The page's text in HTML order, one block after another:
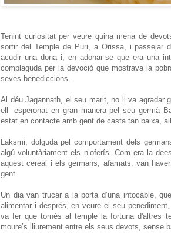
Tenint curiositat per veure quina mena de
sortir del Temple de Puri, a Orissa, i passejar
acudir una dona i, en adonar-se que era una
complaguda per la devoció que mostrava la
seves benediccions.
Al déu Jagannath, el seu marit, no li va agradar
ell -esperonat en gran manera pel seu germà
estat en contacte amb gent de casta tan baixa,
Laksmi, dolguda pel comportament dels
algú voluntàriament els n’oferís. Com era la
aquest cereal i els germans, afamats, van
gent.
Un dia van trucar a la porta d’una intocable,
alimentar i després, en veure el seu
va fer que tornés al temple la fortuna d'altres
moure’s lliurement entre els seus devots, sense